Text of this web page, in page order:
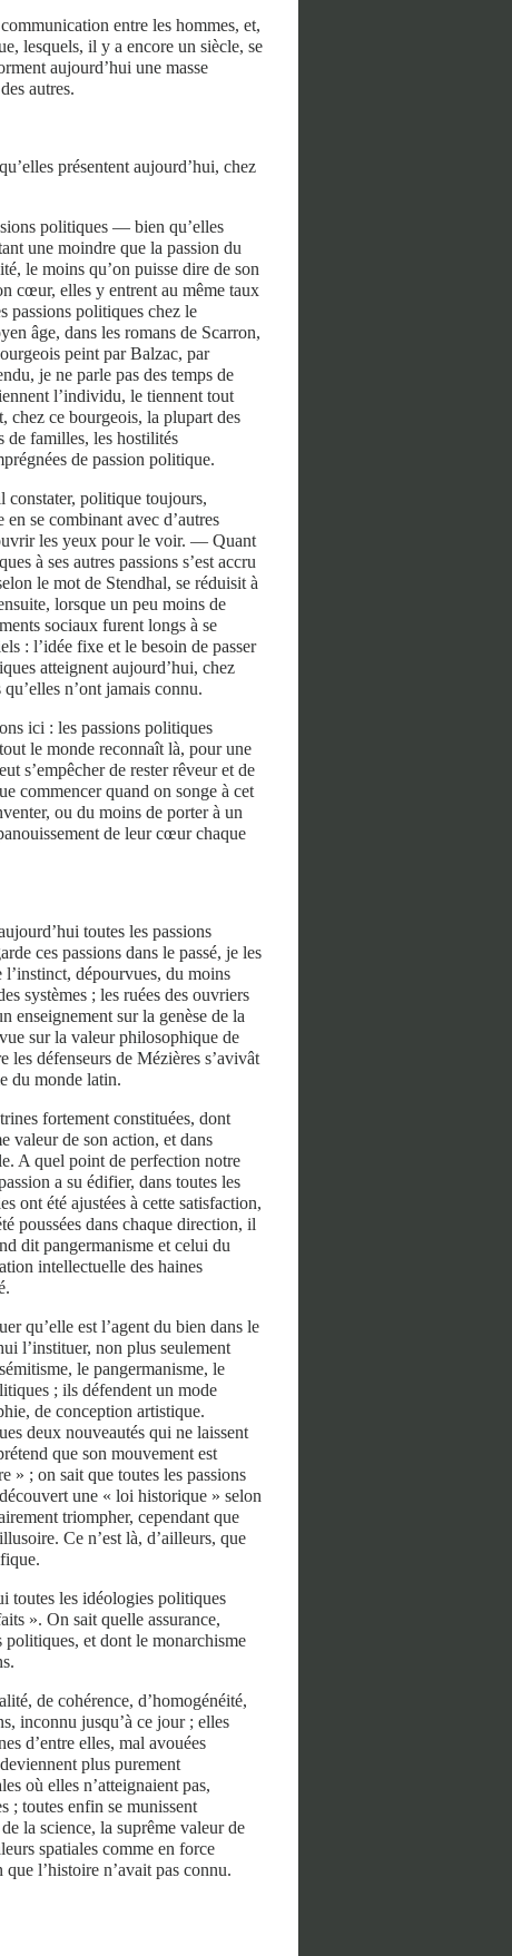
entre les hommes, et,
lesquels, il y a encore un siècle, se
aujourd’hui une masse
autres.
présentent aujourd’hui, chez
politiques — bien qu’elles
une moindre que la passion du
le moins qu’on puisse dire de son
cœur, elles y entrent au même taux
passions politiques chez le
âge, dans les romans de Scarron,
peint par Balzac, par
je ne parle pas des temps de
l’individu, le tiennent tout
chez ce bourgeois, la plupart des
de familles, les hostilités
de passion politique.
constater, politique toujours,
se combinant avec d’autres
les yeux pour le voir. — Quant
à ses autres passions s’est accru
le mot de Stendhal, se réduisit à
lorsque un peu moins de
sociaux furent longs à se
: l’idée fixe et le besoin de passer
atteignent aujourd’hui, chez
n’ont jamais connu.
ici : les passions politiques
le monde reconnaît là, pour une
s’empêcher de rester rêveur et de
commencer quand on songe à cet
ou du moins de porter à un
de leur cœur chaque
toutes les passions
ces passions dans le passé, je les
l’instinct, dépourvues, du moins
systèmes ; les ruées des ouvriers
enseignement sur la genèse de la
sur la valeur philosophique de
les défenseurs de Mézières s’avivât
du monde latin.
fortement constituées, dont
valeur de son action, et dans
A quel point de perfection notre
a su édifier, dans toutes les
ont été ajustées à cette satisfaction,
poussées dans chaque direction, il
dit pangermanisme et celui du
intellectuelle des haines
qu’elle est l’agent du bien dans le
l’instituer, non plus seulement
le pangermanisme, le
; ils défendent un mode
de conception artistique.
deux nouveautés qui ne laissent
que son mouvement est
» ; on sait que toutes les passions
une « loi historique » selon
triompher, cependant que
Ce n’est là, d’ailleurs, que
toutes les idéologies politiques
». On sait quelle assurance,
politiques, et dont le monarchisme
de cohérence, d’homogénéité,
inconnu jusqu’à ce jour ; elles
d’entre elles, mal avouées
plus purement
où elles n’atteignaient pas,
; toutes enfin se munissent
la science, la suprême valeur de
spatiales comme en force
l’histoire n’avait pas connu.